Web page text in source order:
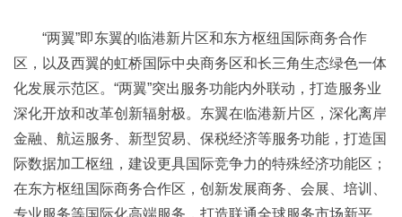
“两翼”即东翼的临港新片区和东方枢纽国际商务合作
区，以及西翼的虹桥国际中央商务区和长三角生态绿色一体
化发展示范区。“两翼”突出服务功能内外联动，打造服务业
深化开放和改革创新辐射极。东翼在临港新片区，深化离岸
金融、航运服务、新型贸易、保税经济等服务功能，打造国
际数据加工枢纽，建设更具国际竞争力的特殊经济功能区；
在东方枢纽国际商务合作区，创新发展商务、会展、培训、
专业服务等国际化高端服务，打造联通全球服务市场新平